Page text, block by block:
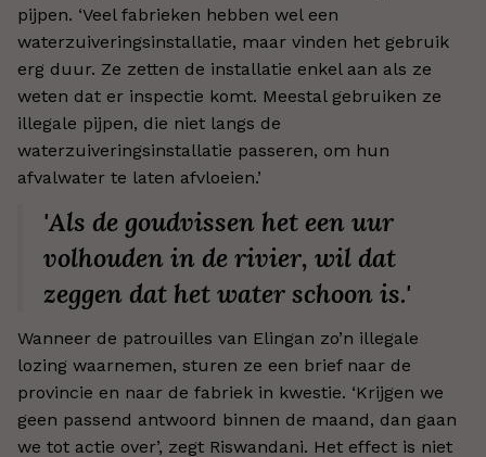
pijpen. ‘Veel fabrieken hebben wel een
waterzuiveringsinstallatie, maar vinden het gebruik
erg duur. Ze zetten de installatie enkel aan als ze
weten dat er inspectie komt. Meestal gebruiken ze
illegale pijpen, die niet langs de
waterzuiveringsinstallatie passeren, om hun
afvalwater te laten afvloeien.’
'Als de goudvissen het een uur
volhouden in de rivier, wil dat
zeggen dat het water schoon is.'
Wanneer de patrouilles van Elingan zo’n illegale
lozing waarnemen, sturen ze een brief naar de
provincie en naar de fabriek in kwestie. ‘Krijgen we
geen passend antwoord binnen de maand, dan gaan
we tot actie over’, zegt Riswandani. Het effect is niet